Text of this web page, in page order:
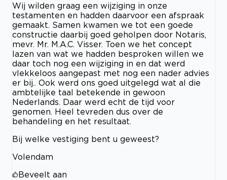
Wij wilden graag een wijziging in onze
testamenten en hadden daarvoor een afspraak
gemaakt. Samen kwamen we tot een goede
constructie daarbij goed geholpen door Notaris,
mevr. Mr. M.A.C. Visser. Toen we het concept
lazen van wat we hadden besproken willen we
daar toch nog een wijziging in en dat werd
vlekkeloos aangepast met nog een nader advies
er bij.. Ook werd ons goed uitgelegd wat al die
ambtelijke taal betekende in gewoon
Nederlands. Daar werd echt de tijd voor
genomen. Heel tevreden dus over de
behandeling en het resultaat.
Bij welke vestiging bent u geweest?
Volendam
Beveelt aan